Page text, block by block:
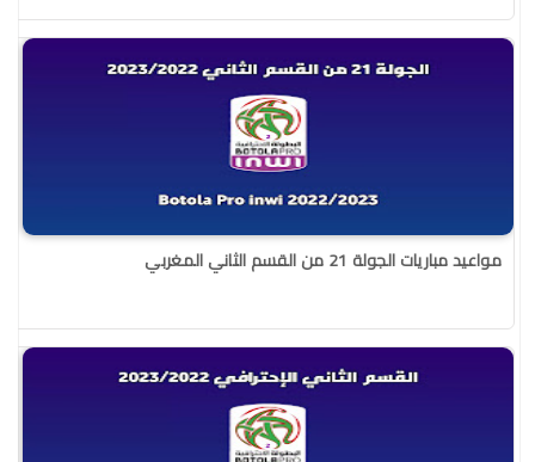
مواعيد مباريات الجولة 21 من القسم الثاني المغربي